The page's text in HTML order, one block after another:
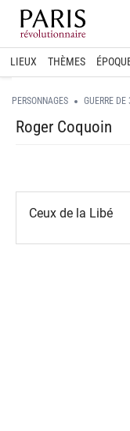
Home
LIEUX THÈMES
PERSONNAGES GUERRE
Roger Coquoin
Ceux de la Libé